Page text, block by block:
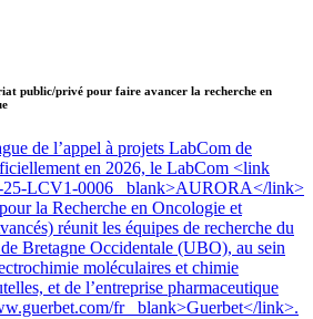
public/privé pour faire avancer la recherche en
de l’appel à projets LabCom de
en 2026, le LabCom <link
25-LCV1-0006 _blank>AURORA</link>
la Recherche en Oncologie et
réunit les équipes de recherche du
Bretagne Occidentale (UBO), au sein
moléculaires et chimie
et de l’entreprise pharmaceutique
fr _blank>Guerbet</link>.